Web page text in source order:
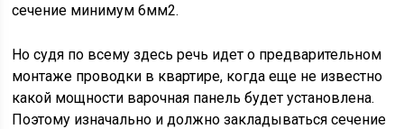
сечение минимум 6мм2.
Но судя по всему здесь речь идет о предварительном
монтаже проводки в квартире, когда еще не известно
какой мощности варочная панель будет установлена.
Поэтому изначально и должно закладываться сечение